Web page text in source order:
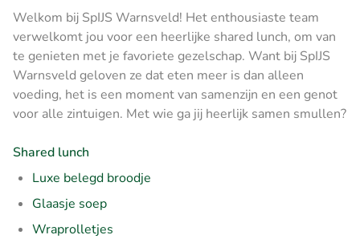
Welkom bij SpIJS Warnsveld! Het enthousiaste team
verwelkomt jou voor een heerlijke shared lunch, om van
te genieten met je favoriete gezelschap. Want bij SpIJS
Warnsveld geloven ze dat eten meer is dan alleen
voeding, het is een moment van samenzijn en een genot
voor alle zintuigen. Met wie ga jij heerlijk samen smullen?
Shared lunch
Luxe belegd broodje
Glaasje soep
Wraprolletjes